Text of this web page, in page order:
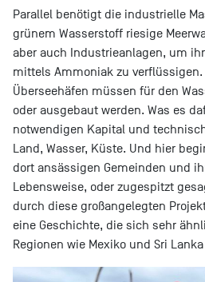
Parallel benötigt die industrielle
grünem Wasserstoff riesige
aber auch Industrieanlagen, um
mittels Ammoniak zu
Überseehäfen müssen für den
oder ausgebaut werden. Was es
notwendigen Kapital und
Land, Wasser, Küste. Und hier
dort ansässigen Gemeinden und
Lebensweise, oder zugespitzt
durch diese großangelegten
eine Geschichte, die sich sehr
Regionen wie Mexiko und Sri